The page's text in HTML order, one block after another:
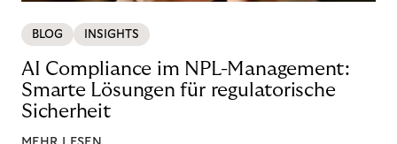
BLOG INSIGHTS
AI Compliance im NPL-Management:
Smarte Lösungen für regulatorische
Sicherheit